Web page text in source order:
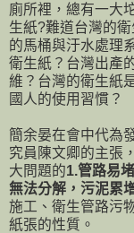
廁所裡，總有一大
生紙?難道台灣的
的馬桶與汙水處理
衛生紙？台灣出產
維？台灣的衛生紙
國人的使用習慣？
簡余晏在會中代為
究員陳文卿的主張，
大問題的1.管路易
無法分解，污泥累
施工、衛生管路污
紙張的性質。